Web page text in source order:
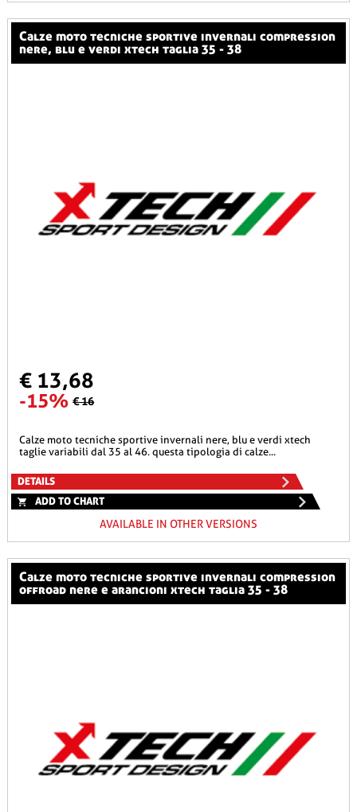
calze moto tecniche sportive invernali compression
nere, blu e verdi xtech taglia 35 - 38
€ 13,68
-15% € 16
calze moto tecniche sportive invernali nere, blu e verdi xtech
taglie variabili dal 35 al 46. questa tipologia di calze...
DETAILS
ADD TO CHART
AVAILABLE IN OTHER VERSIONS
calze moto tecniche sportive invernali compression
offroad nere e arancioni xtech taglia 35 - 38